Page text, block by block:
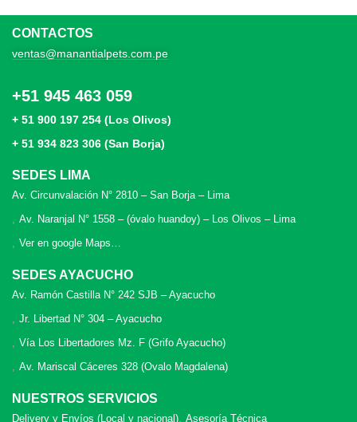
CONTACTOS
ventas@manantialpets.com.pe
+51 945 463 059
+ 51 900 197 254 (Los Olivos)
+ 51 934 823 306 (San Borja)
SEDES LIMA
Av. Circunvalación N° 2810 – San Borja – Lima
Av. Naranjal N° 1558 – (óvalo huandoy) – Los Olivos – Lima
Ver en google Maps…
SEDES AYACUCHO
Av. Ramón Castilla N° 242 SJB – Ayacucho
Jr. Libertad N° 304 – Ayacucho
Vía Los Libertadores Mz. F (Grifo Ayacucho)
Av. Mariscal Cáceres 328 (Ovalo Magdalena)
NUESTROS SERVICIOS
Delivery y Envíos (Local y nacional) Asesoría Técnica